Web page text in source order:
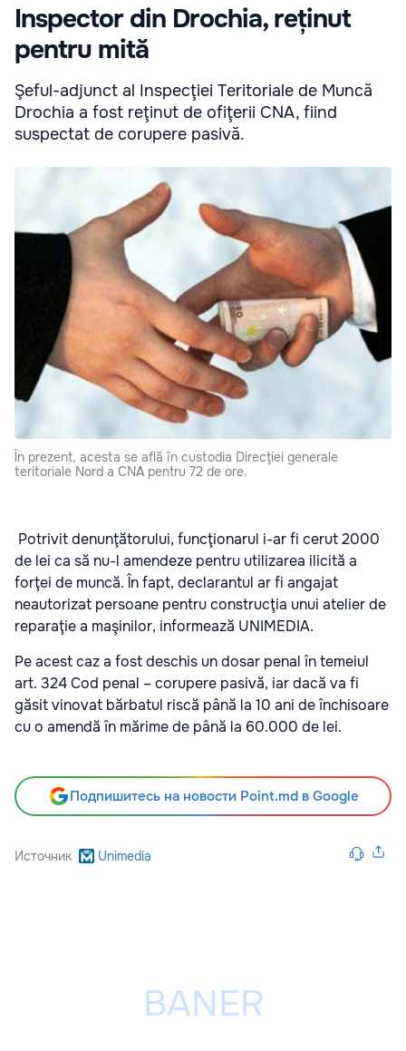
Inspector din Drochia, reținut
pentru mită
Şeful-adjunct al Inspecţiei Teritoriale de Muncă
Drochia a fost reţinut de ofiţerii CNA, fiind
suspectat de corupere pasivă.
În prezent, acesta se află în custodia Direcţiei generale
teritoriale Nord a CNA pentru 72 de ore.
Potrivit denunţătorului, funcţionarul i-ar fi cerut 2000
de lei ca să nu-l amendeze pentru utilizarea ilicită a
forţei de muncă. În fapt, declarantul ar fi angajat
neautorizat persoane pentru construcţia unui atelier de
reparaţie a maşinilor, informează UNIMEDIA.
Pe acest caz a fost deschis un dosar penal în temeiul
art. 324 Cod penal – corupere pasivă, iar dacă va fi
găsit vinovat bărbatul riscă până la 10 ani de închisoare
cu o amendă în mărime de până la 60.000 de lei.
Подпишитесь на новости Point.md в Google
Источник Unimedia